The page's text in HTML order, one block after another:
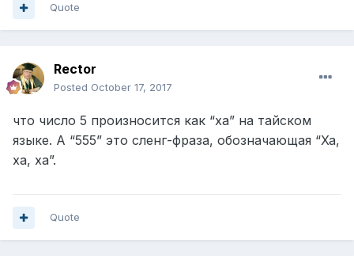
Quote
Rector
Posted October 17, 2017
что число 5 произносится как “ха” на тайском
языке. А “555” это сленг-фраза, обозначающая “Ха,
ха, ха”.
Quote